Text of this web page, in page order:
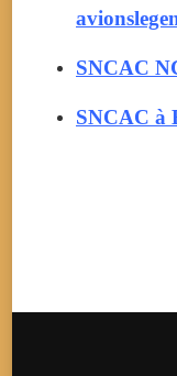
SNCAC
SNCAC à